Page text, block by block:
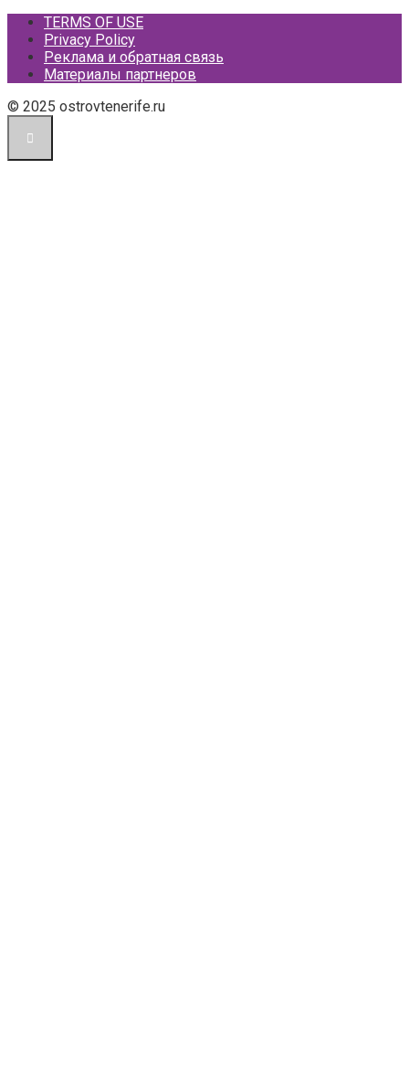
TERMS OF USE
Privacy Policy
Реклама и обратная связь
Материалы партнеров
© 2025 ostrovtenerife.ru